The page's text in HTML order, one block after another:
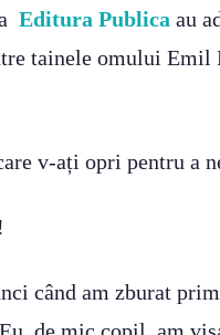
Editura Publica au
tainele omului
v-ați opri pentru a
când am zburat